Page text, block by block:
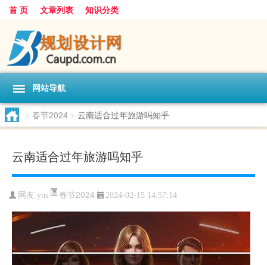
首 页 文章列表 知识分类
网站导航
> 春节2024 > 云南适合过年旅游吗知乎
云南适合过年旅游吗知乎
网友:yns 春节2024 2024-02-15 14:57:14